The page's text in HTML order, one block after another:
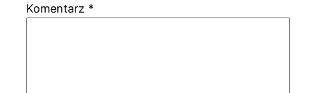
Komentarz *